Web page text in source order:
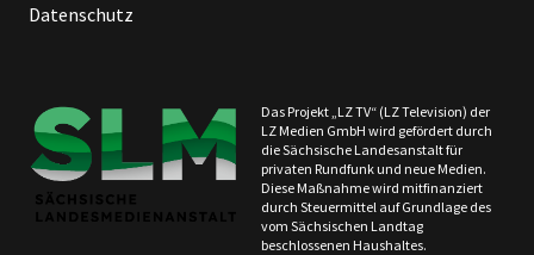
Datenschutz
Das Projekt „LZ TV“ (LZ Television) der
LZ Medien GmbH wird gefördert durch
die Sächsische Landesanstalt für
privaten Rundfunk und neue Medien.
Diese Maßnahme wird mitfinanziert
durch Steuermittel auf Grundlage des
vom Sächsischen Landtag
beschlossenen Haushaltes.